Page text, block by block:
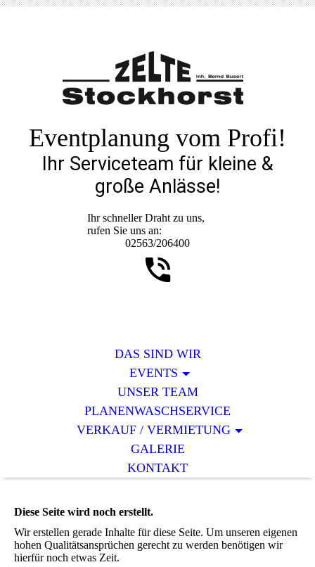
Eventplanung vom Profi!
Ihr Serviceteam für kleine &
große Anlässe!
Ihr schneller Draht zu uns,
rufen Sie uns an:
02563/206400
DAS SIND WIR
EVENTS
UNSER TEAM
PLANENWASCHSERVICE
VERKAUF / VERMIETUNG
GALERIE
KONTAKT
Diese Seite wird noch erstellt.
Wir erstellen gerade Inhalte für diese Seite. Um unseren eigenen
hohen Qualitätsansprüchen gerecht zu werden benötigen wir
hierfür noch etwas Zeit.